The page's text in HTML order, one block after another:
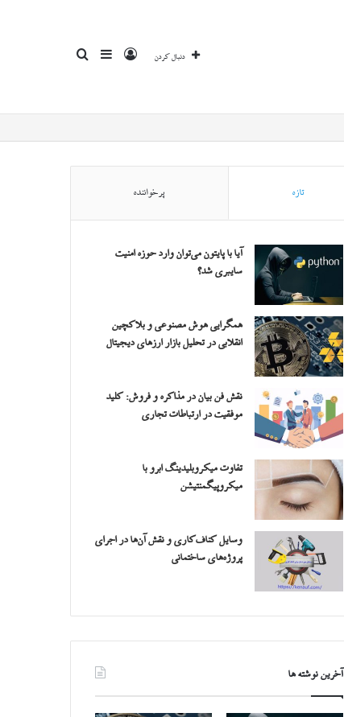
جستجو
برای
سایدبار ورود دنبال کردن
تازه پرخواننده
آیا با پایتون می‌توان وارد حوزه امنیت
سایبری شد؟
همگرایی هوش مصنوعی و بلاکچین
انقلابی در تحلیل بازار ارزهای دیجیتال
نقش فن بیان در مذاکره و فروش: کلید
موفقیت در ارتباطات تجاری
تفاوت میکروبلیدینگ ابرو با
میکروپیگمنتیشن
وسایل کناف‌کاری و نقش آن‌ها در اجرای
پروژه‌های ساختمانی
آخرین نوشته ها